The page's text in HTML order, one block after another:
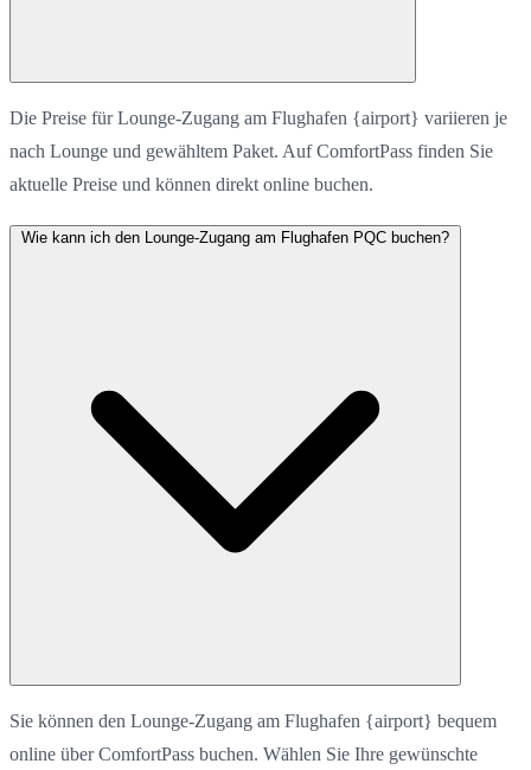
Die Preise für Lounge-Zugang am Flughafen {airport} variieren je
nach Lounge und gewähltem Paket. Auf ComfortPass finden Sie
aktuelle Preise und können direkt online buchen.
Wie kann ich den Lounge-Zugang am Flughafen PQC buchen?
Sie können den Lounge-Zugang am Flughafen {airport} bequem
online über ComfortPass buchen. Wählen Sie Ihre gewünschte